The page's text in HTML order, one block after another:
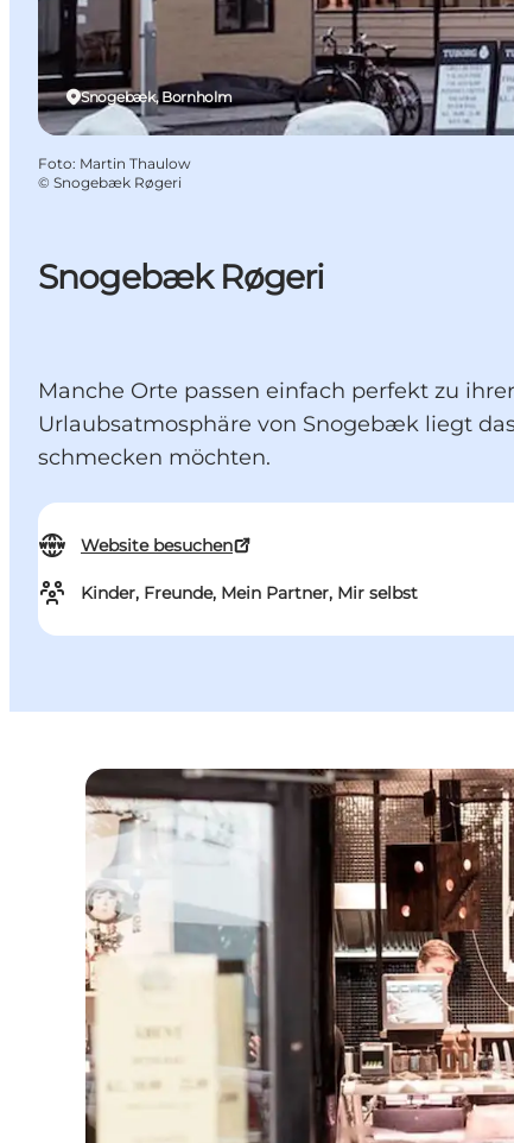
Snogebæk Røgeri
Manche Orte passen einfach perfekt zu
Urlaubsatmosphäre von Snogebæk liegt
schmecken möchten.
Website besuchen
Kinder, Freunde, Mein Partner, Mir selbst
Snogebæk, Bornholm
Foto: Martin Thaulow
© Snogebæk Røgeri